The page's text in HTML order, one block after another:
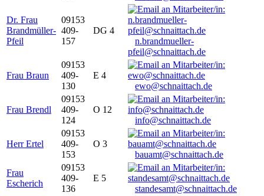
Dr. Frau
Brandmüller-
Pfeil
09153
409-
157
DG 4
n.brandmueller-
pfeil@schnaittach.de
Frau Braun
09153
409-
130
E 4
ewo@schnaittach.de
Frau Brendl
09153
409-
124
O 12
info@schnaittach.de
Herr Ertel
09153
409-
153
O 3
bauamt@schnaittach.de
Frau
Escherich
09153
409-
136
E 5
standesamt@schnaittach.de